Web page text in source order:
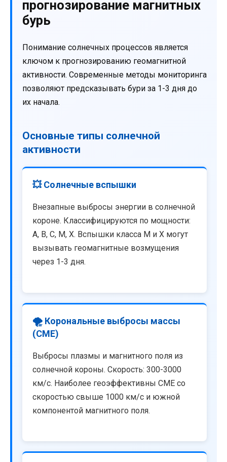
прогнозирование магнитных
бурь
Понимание солнечных процессов является
ключом к прогнозированию геомагнитной
активности. Современные методы мониторинга
позволяют предсказывать бури за 1-3 дня до
их начала.
Основные типы солнечной
активности
💥 Солнечные вспышки
Внезапные выбросы энергии в солнечной
короне. Классифицируются по мощности:
A, B, C, M, X. Вспышки класса M и X могут
вызывать геомагнитные возмущения
через 1-3 дня.
🌪️ Корональные выбросы массы
(CME)
Выбросы плазмы и магнитного поля из
солнечной короны. Скорость: 300-3000
км/с. Наиболее геоэффективны CME со
скоростью свыше 1000 км/с и южной
компонентой магнитного поля.